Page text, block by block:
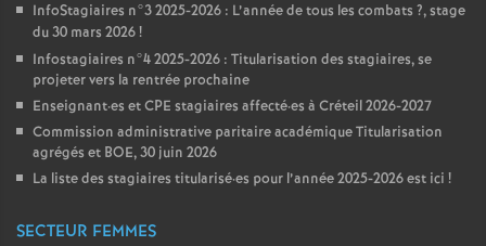
InfoStagiaires n°3 2025-2026 : L’année de tous les combats ?, stage
du 30 mars 2026!
Infostagiaires n°4 2025-2026 : Titularisation des stagiaires, se
projeter vers la rentrée prochaine
Enseignant·es etCPE stagiaires affecté·es à Créteil 2026-2027
Commission administrative paritaire académique Titularisation
agrégés et BOE, 30 juin 2026
La liste des stagiaires titularisé·es pour l’année 2025-2026 est ici !
SECTEUR FEMMES